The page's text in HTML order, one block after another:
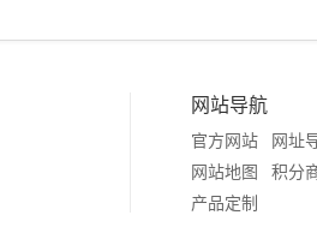
网站导航
官方网站
网址
网站地图
积分
产品定制